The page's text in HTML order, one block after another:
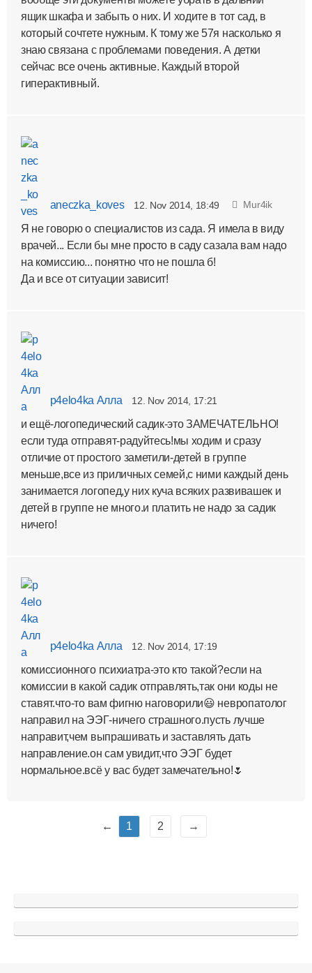
ящик шкафа и забыть о них. И ходите в тот сад, в
который сочтете нужным. К тому же 57я насколько я
знаю связана с проблемами поведения. А детки
сейчас все очень активные. Каждый второй
гиперактивный.
aneczka_koves 12. Nov 2014, 18:49 Mur4ik
Я не говорю о специалистов из сада. Я имела в виду
врачей... Если бы мне просто в саду сазала вам надо
на комиссию... понятно что не пошла б!
Да и все от ситуации зависит!
p4elo4ka Алла 12. Nov 2014, 17:21
и ещё-логопедический садик-это ЗАМЕЧАТЕЛЬНО!
если туда отправят-радуйтесь!мы ходим и сразу
отличие от простого заметили-детей в группе
меньше,все из приличных семей,с ними каждый день
занимается логопед,у них куча всяких развивашек и
детей в группе не много.и платить не надо за садик
ничего!
p4elo4ka Алла 12. Nov 2014, 17:19
комиссионного психиатра-это кто такой?если на
комиссии в какой садик отправлять,так они коды не
ставят.что-то вам фигню наговорили😃 невропатолог
направил на ЭЭГ-ничего страшного.пусть лучше
направит,чем выпрашивать и заставлять дать
направление.он сам увидит,что ЭЭГ будет
нормальное.всё у вас будет замечательно!🌷
← 1 2 →